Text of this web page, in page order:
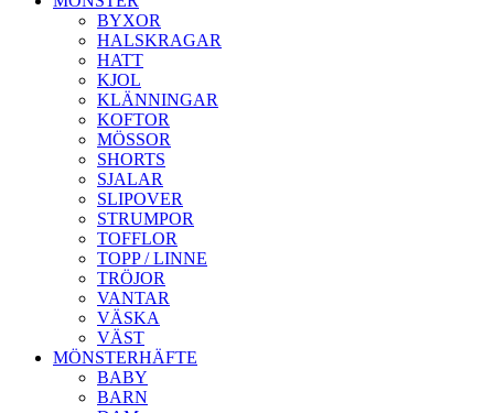
BYXOR
HALSKRAGAR
HATT
KJOL
KLÄNNINGAR
KOFTOR
MÖSSOR
SHORTS
SJALAR
SLIPOVER
STRUMPOR
TOFFLOR
TOPP / LINNE
TRÖJOR
VANTAR
VÄSKA
VÄST
MÖNSTERHÄFTE
BABY
BARN